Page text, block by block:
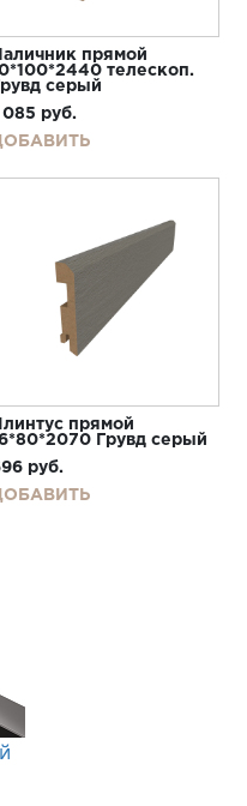
прямой
телескоп.
серый
085 руб.
прямой
Грувд серый
руб.